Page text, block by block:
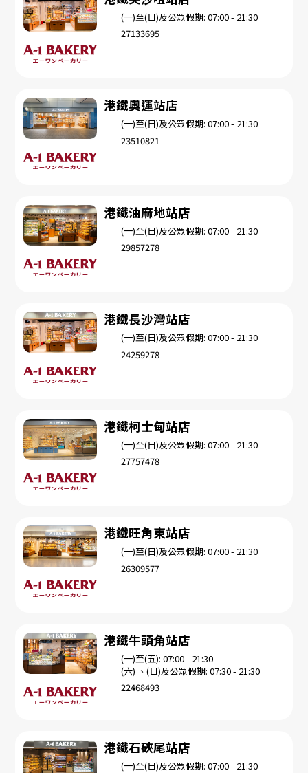
(一)至(日)及公眾假期: 07:00 - 21:30
27133695
港鐵奧運站店
(一)至(日)及公眾假期: 07:00 - 21:30
23510821
港鐵油麻地站店
(一)至(日)及公眾假期: 07:00 - 21:30
29857278
港鐵長沙灣站店
(一)至(日)及公眾假期: 07:00 - 21:30
24259278
港鐵柯士甸站店
(一)至(日)及公眾假期: 07:00 - 21:30
27757478
港鐵旺角東站店
(一)至(日)及公眾假期: 07:00 - 21:30
26309577
港鐵牛頭⻆站店
(一)至(五): 07:00 - 21:30
(六) 、(日)及公眾假期: 07:30 - 21:30
22468493
港鐵石硤尾站店
(一)至(日)及公眾假期: 07:00 - 21:30